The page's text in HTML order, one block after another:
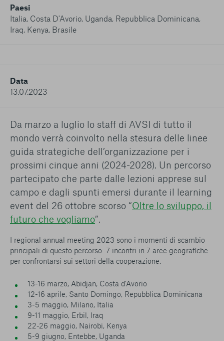
conto del fatto che il blocco di alcuni cookie può
condizionare l’esperienza sulla Piattaforma e il suo
funzionamento. Premendo “Conferma le mie scelte”, la
selezione relativa ai cookie effettuata verrà salvata. Se non è
stata selezionata alcuna opzione, premere questo pulsante
possibile consultare la nostraUlteriori informazioni
Cookie strettamente necessari
Cookie di analisi
Cookies di marketing
Paesi
Italia, Costa D'Avorio, Uganda, Repubblica Dominicana,
Iraq, Kenya, Brasile
Data
13.07.2023
Da marzo a luglio lo staff di AVSI di tutto il
mondo verrà coinvolto nella stesura delle linee
guida strategiche dell’organizzazione per i
prossimi cinque anni (2024-2028). Un percorso
partecipato che parte dalle lezioni apprese sul
campo e dagli spunti emersi durante il learning
event del 26 ottobre scorso “Oltre lo sviluppo, il
futuro che vogliamo”.
I regional annual meeting 2023 sono i momenti di scambio
principali di questo percorso: 7 incontri in 7 aree geografiche
per confrontarsi sui settori della cooperazione.
13-16 marzo, Abidjan, Costa d’Avorio
12-16 aprile, Santo Domingo, Repubblica Dominicana
3-5 maggio, Milano, Italia
9-11 maggio, Erbil, Iraq
22-26 maggio, Nairobi, Kenya
5-9 giugno, Entebbe, Uganda